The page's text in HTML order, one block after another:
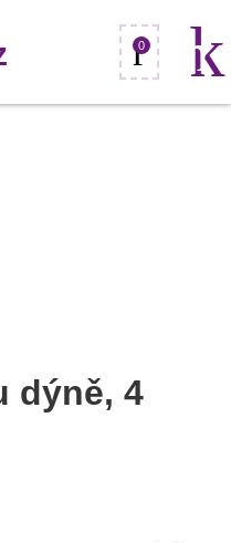
0
dýně, 4